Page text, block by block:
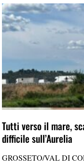
Tutti verso il mare,
difficile sull’Aurelia
GROSSETO/VAL DI